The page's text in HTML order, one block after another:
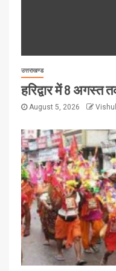
उत्तराखण्ड
हरिद्वार में 8 अगस्त
August 5, 2026